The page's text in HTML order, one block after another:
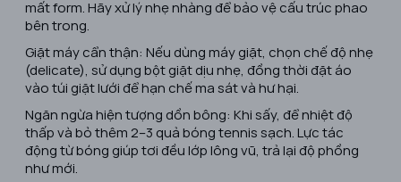
mất form. Hãy xử lý nhẹ nhàng để bảo vệ cấu trúc phao
bên trong.
Giặt máy cẩn thận: Nếu dùng máy giặt, chọn chế độ nhẹ
(delicate), sử dụng bột giặt dịu nhẹ, đồng thời đặt áo
vào túi giặt lưới để hạn chế ma sát và hư hại.
Ngăn ngừa hiện tượng dồn bông: Khi sấy, để nhiệt độ
thấp và bỏ thêm 2–3 quả bóng tennis sạch. Lực tác
động từ bóng giúp tơi đều lớp lông vũ, trả lại độ phồng
như mới.